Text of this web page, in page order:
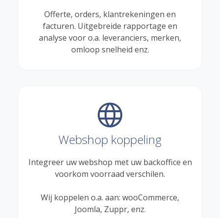
Offerte, orders, klantrekeningen en
facturen. Uitgebreide rapportage en
analyse voor o.a. leveranciers, merken,
omloop snelheid enz.
language
Webshop koppeling
Integreer uw webshop met uw backoffice en
voorkom voorraad verschilen.
Wij koppelen o.a. aan: wooCommerce,
Joomla, Zuppr, enz.